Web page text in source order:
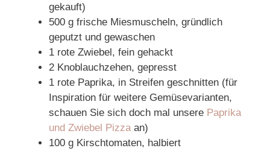
gekauft)
500 g frische Miesmuscheln, gründlich
geputzt und gewaschen
1 rote Zwiebel, fein gehackt
2 Knoblauchzehen, gepresst
1 rote Paprika, in Streifen geschnitten (für
Inspiration für weitere Gemüsevarianten,
schauen Sie sich doch mal unsere Paprika
und Zwiebel Pizza an)
100 g Kirschtomaten, halbiert